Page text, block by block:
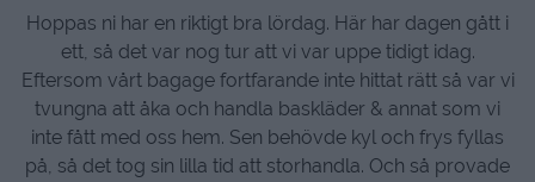
Hoppas ni har en riktigt bra lördag. Här har dagen gått i
ett, så det var nog tur att vi var uppe tidigt idag.
Eftersom vårt bagage fortfarande inte hittat rätt så var vi
tvungna att åka och handla baskläder & annat som vi
inte fått med oss hem. Sen behövde kyl och frys fyllas
på, så det tog sin lilla tid att storhandla. Och så provade